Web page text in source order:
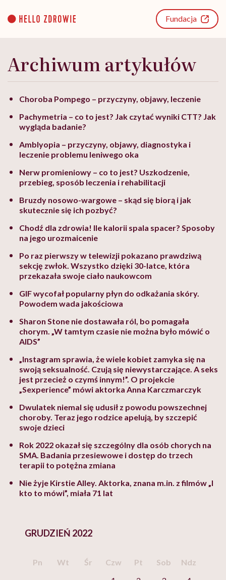
content
Fundacja
Archiwum artykułów
Choroba Pompego – przyczyny, objawy, leczenie
Pachymetria – co to jest? Jak czytać wyniki CTT? Jak
wygląda badanie?
Amblyopia – przyczyny, objawy, diagnostyka i
leczenie problemu leniwego oka
Nerw promieniowy – co to jest? Uszkodzenie,
przebieg, sposób leczenia i rehabilitacji
Bruzdy nosowo-wargowe – skąd się biorą i jak
skutecznie się ich pozbyć?
Chodź dla zdrowia! Ile kalorii spala spacer? Sposoby
na jego urozmaicenie
Po raz pierwszy w telewizji pokazano prawdziwą
sekcję zwłok. Wszystko dzięki 30-latce, która
przekazała swoje ciało naukowcom
GIF wycofał popularny płyn do odkażania skóry.
Powodem wada jakościowa
Sharon Stone nie dostawała ról, bo pomagała
chorym. „W tamtym czasie nie można było mówić o
AIDS”
„Instagram sprawia, że wiele kobiet zamyka się na
swoją seksualność. Czują się niewystarczające. A seks
jest przecież o czymś innym!”. O projekcie
„Sexperience” mówi aktorka Anna Karczmarczyk
Dwulatek niemal się udusił z powodu powszechnej
choroby. Teraz jego rodzice apelują, by szczepić
swoje dzieci
Rok 2022 okazał się szczególny dla osób chorych na
SMA. Badania przesiewowe i dostęp do trzech
terapii to potężna zmiana
Nie żyje Kirstie Alley. Aktorka, znana m.in. z filmów „I
kto to mówi”, miała 71 lat
GRUDZIEŃ 2022
Pn Wt Śr Czw Pt Sob
Ndz